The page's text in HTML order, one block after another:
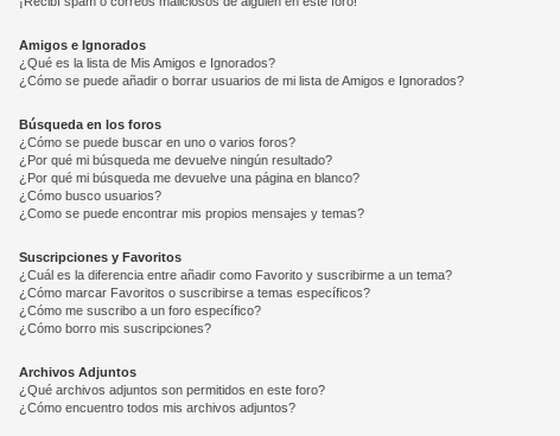
Amigos e Ignorados
¿Qué es la lista de Mis Amigos e Ignorados?
¿Cómo se puede añadir o borrar usuarios de mi lista de Amigos e Ignorados?
Búsqueda en los foros
¿Cómo se puede buscar en uno o varios foros?
¿Por qué mi búsqueda me devuelve ningún resultado?
¿Por qué mi búsqueda me devuelve una página en blanco?
¿Cómo busco usuarios?
¿Como se puede encontrar mis propios mensajes y temas?
Suscripciones y Favoritos
¿Cuál es la diferencia entre añadir como Favorito y suscribirme a un tema?
¿Cómo marcar Favoritos o suscribirse a temas específicos?
¿Cómo me suscribo a un foro específico?
¿Cómo borro mis suscripciones?
Archivos Adjuntos
¿Qué archivos adjuntos son permitidos en este foro?
¿Cómo encuentro todos mis archivos adjuntos?